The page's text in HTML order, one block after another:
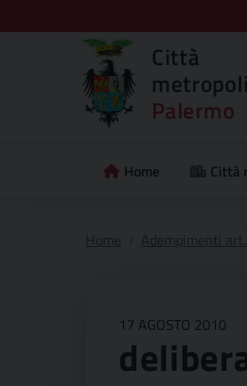
Città
Palermo
Home Città
17 AGOSTO 2010